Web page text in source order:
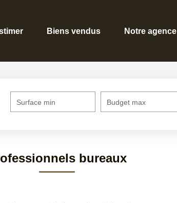
Biens vendus Notre agence
Surface min Budget max
bureaux